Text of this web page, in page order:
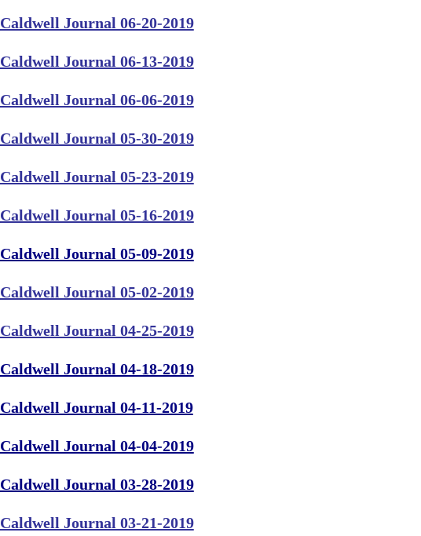
Caldwell Journal 06-20-2019
Caldwell Journal 06-13-2019
Caldwell Journal 06-06-2019
Caldwell Journal 05-30-2019
Caldwell Journal 05-23-2019
Caldwell Journal 05-16-2019
Caldwell Journal 05-09-2019
Caldwell Journal 05-02-2019
Caldwell Journal 04-25-2019
Caldwell Journal 04-18-2019
Caldwell Journal 04-11-2019
Caldwell Journal 04-04-2019
Caldwell Journal 03-28-2019
Caldwell Journal 03-21-2019